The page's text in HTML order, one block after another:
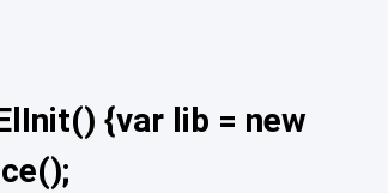
{var lib = new